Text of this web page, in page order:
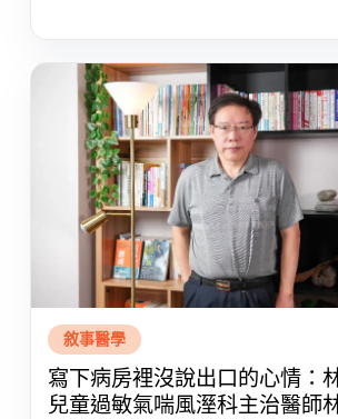
敘事醫學
寫下病房裡沒說出口的心情：
兒童過敏氣喘風溼科主治醫師